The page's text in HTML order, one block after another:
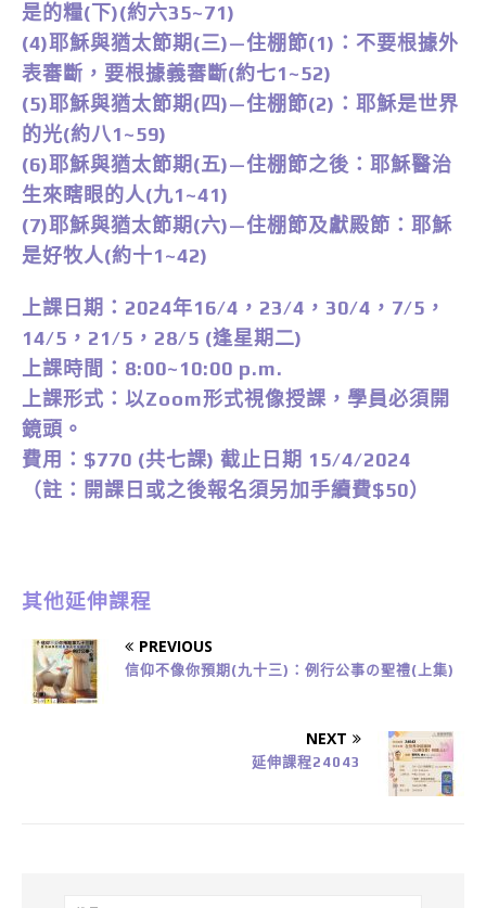
是的糧(下)(約六35~71)
(4)耶穌與猶太節期(三)—住棚節(1)：不要根據外
表審斷，要根據義審斷(約七1~52)
(5)耶穌與猶太節期(四)—住棚節(2)：耶穌是世界
的光(約八1~59)
(6)耶穌與猶太節期(五)—住棚節之後：耶穌醫治
生來瞎眼的人(九1~41)
(7)耶穌與猶太節期(六)—住棚節及獻殿節：耶穌
是好牧人(約十1~42)
上課日期：2024年16/4，23/4，30/4，7/5，
14/5，21/5，28/5 (逢星期二)
上課時間：8:00~10:00 p.m.
上課形式：以Zoom形式視像授課，學員必須開
鏡頭。
費用：$770 (共七課) 截止日期 15/4/2024
（註：開課日或之後報名須另加手續費$50）
其他延伸課程
PREVIOUS
信仰不像你預期(九十三)：例行公事の聖禮(上集)
NEXT
延伸課程24043